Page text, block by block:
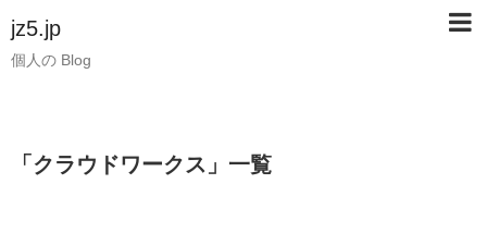
jz5.jp
個人の Blog
「 クラウドワークス 」 一覧